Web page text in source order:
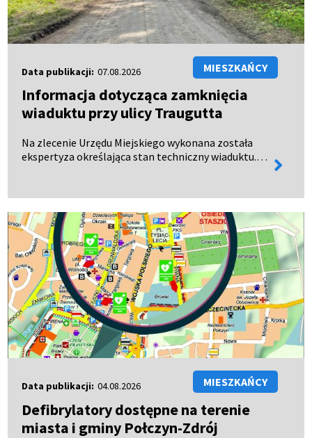
Data publikacji: 07.08.2026 MIESZKAŃCY
Informacja dotycząca zamknięcia
wiaduktu przy ulicy Traugutta
Na zlecenie Urzędu Miejskiego wykonana została
ekspertyza określająca stan techniczny wiaduktu.
kolejow…
więcej
Data publikacji: 04.08.2026 MIESZKAŃCY
Defibrylatory dostępne na terenie
miasta i gminy Połczyn-Zdrój